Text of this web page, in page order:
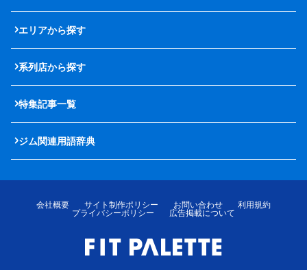
エリアから探す
系列店から探す
特集記事一覧
ジム関連用語辞典
会社概要 サイト制作ポリシー お問い合わせ
利用規約
プライバシーポリシー
広告掲載について